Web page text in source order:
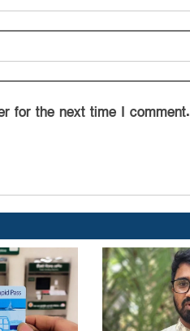
for the next time I comment.